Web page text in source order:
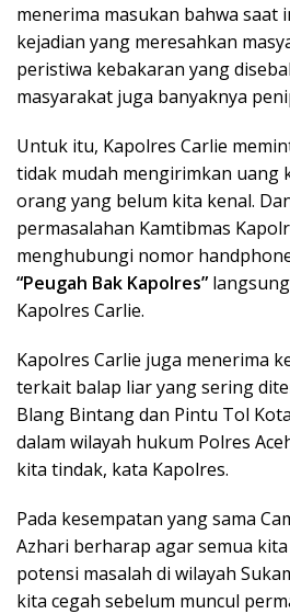
menerima masukan bahwa saat
kejadian yang meresahkan
peristiwa kebakaran yang
masyarakat juga banyaknya
Untuk itu, Kapolres Carlie
tidak mudah mengirimkan uang
orang yang belum kita kenal.
permasalahan Kamtibmas
menghubungi nomor
“Peugah Bak Kapolres”
Kapolres Carlie.
Kapolres Carlie juga menerima
terkait balap liar yang sering
Blang Bintang dan Pintu Tol
dalam wilayah hukum Polres
kita tindak, kata Kapolres.
Pada kesempatan yang sama
Azhari berharap agar semua
potensi masalah di wilayah
kita cegah sebelum muncul